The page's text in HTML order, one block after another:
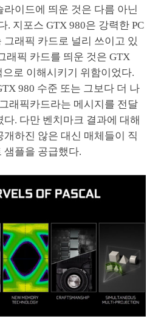
이드에 띄운 것은 다름 아닌
. 지포스 GTX 980은 강력한 PC
래픽 카드로 널리 쓰이고 있
래픽 카드를 띄운 것은 GTX
로 이해시키기 위함이었다.
980 수준 또는 그보다 더 나
래픽카드라는 메시지를 전달
. 다만 벤치마크 결과에 대해
하진 않은 대신 매체들이 직
샘플을 공급했다.